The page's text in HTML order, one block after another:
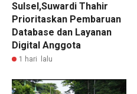
Sulsel,Suwardi Thahir
Prioritaskan Pembaruan
Database dan Layanan
Digital Anggota
1 hari lalu